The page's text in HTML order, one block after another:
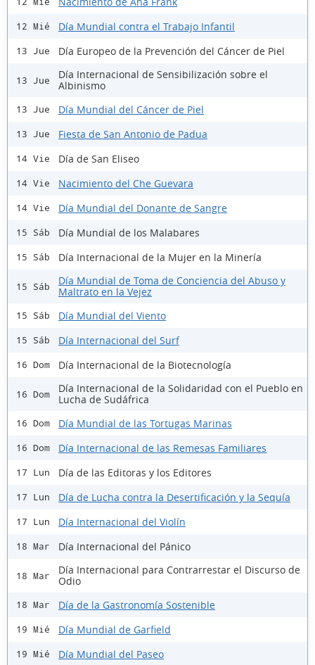
12 Mié Día Mundial contra el Trabajo Infantil
13 Jue Día Europeo de la Prevención del Cáncer de Piel
13 Jue
Día Internacional de Sensibilización sobre el
Albinismo
13 Jue Día Mundial del Cáncer de Piel
13 Jue Fiesta de San Antonio de Padua
14 Vie Día de San Eliseo
14 Vie Nacimiento del Che Guevara
14 Vie Día Mundial del Donante de Sangre
15 Sáb Día Mundial de los Malabares
15 Sáb Día Internacional de la Mujer en la Minería
15 Sáb
Día Mundial de Toma de Conciencia del Abuso y
Maltrato en la Vejez
15 Sáb Día Mundial del Viento
15 Sáb Día Internacional del Surf
16 Dom Día Internacional de la Biotecnología
16 Dom
Día Internacional de la Solidaridad con el Pueblo en
Lucha de Sudáfrica
16 Dom Día Mundial de las Tortugas Marinas
16 Dom Día Internacional de las Remesas Familiares
17 Lun Día de las Editoras y los Editores
17 Lun Día de Lucha contra la Desertificación y la Sequía
17 Lun Día Internacional del Violín
18 Mar Día Internacional del Pánico
18 Mar
Día Internacional para Contrarrestar el Discurso de
Odio
18 Mar Día de la Gastronomía Sostenible
19 Mié Día Mundial de Garfield
19 Mié Día Mundial del Paseo